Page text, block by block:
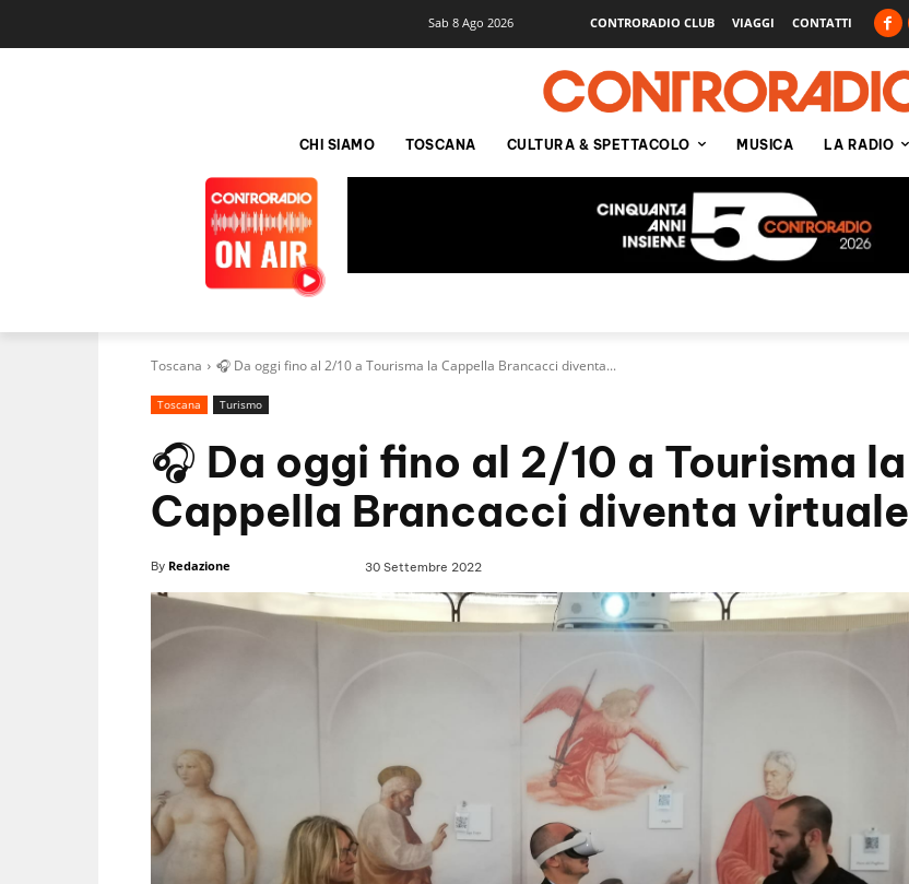
Sab 8 Ago 2026 CONTRORADIO CLUB VIAGGI CONTATTI
CHI SIAMO TOSCANA CULTURA & SPETTACOLO MUSICA LA RADIO
Toscana 🎧 Da oggi fino al 2/10 a Tourisma la Cappella Brancacci diventa...
Toscana Turismo
🎧 Da oggi fino al 2/10 a Tourisma la
Cappella Brancacci diventa virtuale
By Redazione 30 Settembre 2022